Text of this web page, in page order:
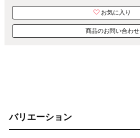
お気に入り
商品のお問い合わせ
バリエーション